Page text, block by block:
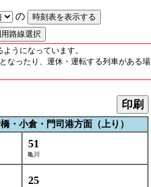
の
うになっています。
なったり、運休・運転する列車がある場
印刷
・小倉・門司港方面（上り）
51
亀川
25